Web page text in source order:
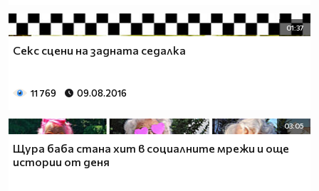
01:37
Секс сцени на задната седалка
11 769 09.08.2016
03:05
Щура баба стана хит в социалните мрежи и още
истории от деня